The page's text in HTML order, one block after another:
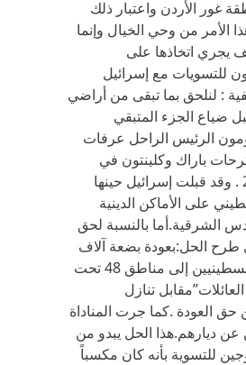
غور الأردن واعتبار ذلك
الأمر من وحي الخيال وإنما
يجري اتخاذها على
للتسويات مع إسرائيل
: لنلحق بما تبقى من أراضي
ضياع الجزء المتبقي
الرئيس الراحل عرفات
باراك وكلينتون في
كمب ديفيد2000 . وقد قبلت إسرائيل حينها
على الأماكن الدينية
الشرقية.أما بالنسبة لحق
طرح الحل:بعودة بضعة آلاف
من اللاجئين الفلسطينيين إلى مناطق 48 تحت
تنازل
حق العودة .كما جرت المناداة
عن ديارهم.هذا الحل يبدو من
للتسوية بأنه كان مكسباً